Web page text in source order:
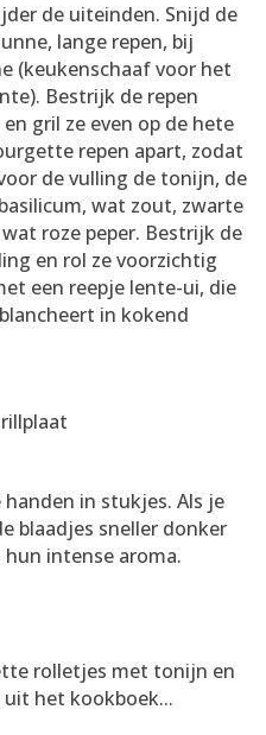
de uiteinden. Snijd de
lange repen, bij
(keukenschaaf voor het
Bestrijk de repen
gril ze even op de hete
repen apart, zodat
de vulling de tonijn, de
wat zout, zwarte
roze peper. Bestrijk de
en rol ze voorzichtig
een reepje lente-ui, die
in kokend
in stukjes. Als je
blaadjes sneller donker
hun intense aroma.
rolletjes met tonijn en
het kookboek...